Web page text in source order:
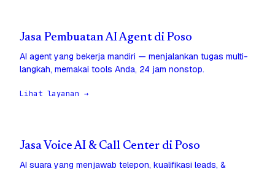
Jasa Pembuatan AI Agent di Poso
AI agent yang bekerja mandiri — menjalankan tugas multi-
langkah, memakai tools Anda, 24 jam nonstop.
Lihat layanan →
Jasa Voice AI & Call Center di Poso
AI suara yang menjawab telepon, kualifikasi leads, &